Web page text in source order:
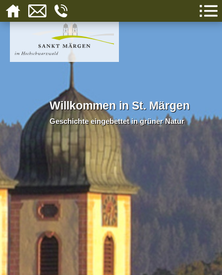
Willkommen in St. Märgen
Geschichte eingebettet in grüner Natur